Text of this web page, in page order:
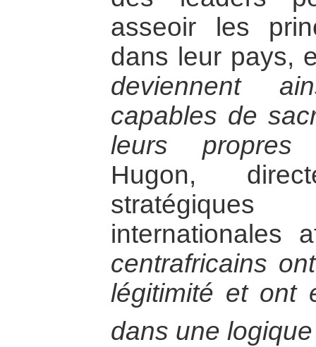
asseoir les
dans leur pays,
deviennent
capables de
leurs propres
Hugon,
internationales
centrafricains
légitimité et ont
dans une